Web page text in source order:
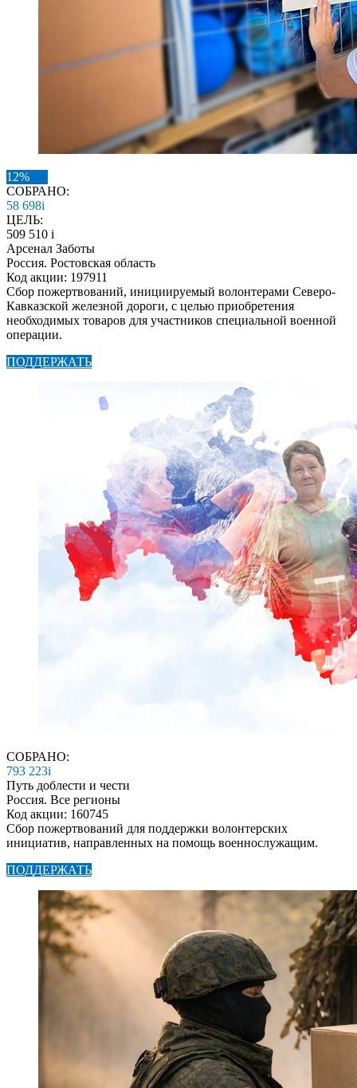
12%
СОБРАНО:
58 698i
ЦЕЛЬ:
509 510 i
Арсенал Заботы
Россия. Ростовская область
Код акции: 197911
Сбор пожертвований, инициируемый волонтерами Северо-
Кавказской железной дороги, с целью приобретения
необходимых товаров для участников специальной военной
операции.
ПОДДЕРЖАТЬ
СОБРАНО:
793 223i
Путь доблести и чести
Россия. Все регионы
Код акции: 160745
Сбор пожертвований для поддержки волонтерских
инициатив, направленных на помощь военнослужащим.
ПОДДЕРЖАТЬ